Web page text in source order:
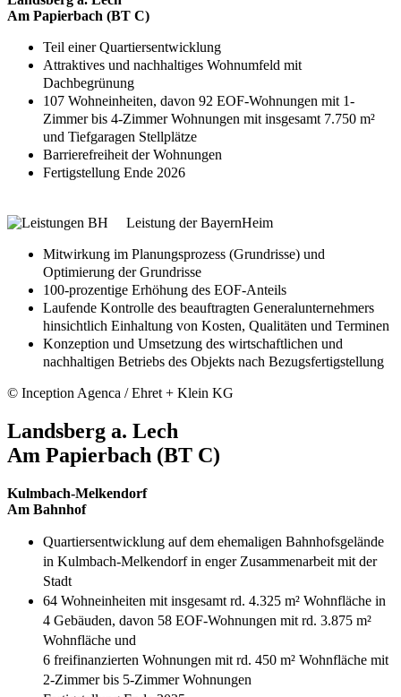
Am Papierbach (BT C)
Teil einer Quartiersentwicklung
Attraktives und nachhaltiges Wohnumfeld mit
Dachbegrünung
107 Wohneinheiten, davon 92 EOF-Wohnungen mit 1-
Zimmer bis 4-Zimmer Wohnungen mit insgesamt 7.750 m²
und Tiefgaragen Stellplätze
Barrierefreiheit der Wohnungen
Fertigstellung Ende 2026
Leistung der BayernHeim
Mitwirkung im Planungsprozess (Grundrisse) und
Optimierung der Grundrisse
100-prozentige Erhöhung des EOF-Anteils
Laufende Kontrolle des beauftragten Generalunternehmers
hinsichtlich Einhaltung von Kosten, Qualitäten und Terminen
Konzeption und Umsetzung des wirtschaftlichen und
nachhaltigen Betriebs des Objekts nach Bezugsfertigstellung
© Inception Agenca / Ehret + Klein KG
Landsberg a. Lech
Am Papierbach (BT C)
Kulmbach-Melkendorf
Am Bahnhof
Quartiersentwicklung auf dem ehemaligen Bahnhofsgelände
in Kulmbach-Melkendorf in enger Zusammenarbeit mit der
Stadt
64 Wohneinheiten mit insgesamt rd. 4.325 m² Wohnfläche in
4 Gebäuden, davon 58 EOF-Wohnungen mit rd. 3.875 m²
Wohnfläche und
6 freifinanzierten Wohnungen mit rd. 450 m² Wohnfläche mit
2-Zimmer bis 5-Zimmer Wohnungen